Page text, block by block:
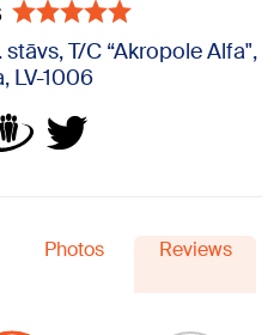
T/C “Akropole Alfa",
LV-1006
Photos Reviews